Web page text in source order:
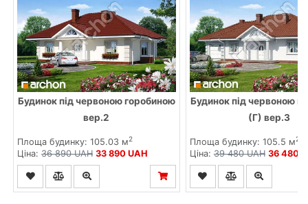
Будинок під червоною горобиною
вер.2
Площа будинку: 105.03 м2
Ціна: 36 890 UAH 33 890 UAH
Будинок під червоною
(Г) вер.3
Площа будинку: 105.5 м2
Ціна:39 480 UAH 36 480